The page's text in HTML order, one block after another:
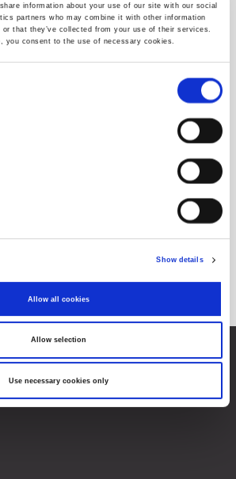
information about your use of our site with our social
partners who may combine it with other information
or that they’ve collected from your use of their services.
you consent to the use of necessary cookies.
Show details
Allow all cookies
Allow selection
Use necessary cookies only